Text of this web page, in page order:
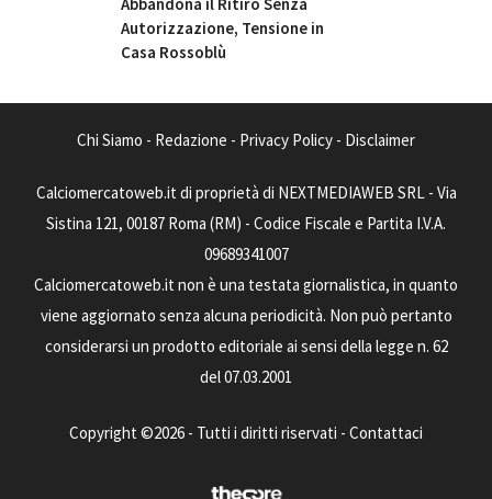
Autorizzazione, Tensione in
Casa Rossoblù
Chi Siamo - Redazione - Privacy Policy - Disclaimer
Calciomercatoweb.it di proprietà di NEXTMEDIAWEB SRL - Via
Sistina 121, 00187 Roma (RM) - Codice Fiscale e Partita I.V.A.
09689341007
Calciomercatoweb.it non è una testata giornalistica, in quanto
viene aggiornato senza alcuna periodicità. Non può pertanto
considerarsi un prodotto editoriale ai sensi della legge n. 62
del 07.03.2001
Copyright ©2026 - Tutti i diritti riservati - Contattaci